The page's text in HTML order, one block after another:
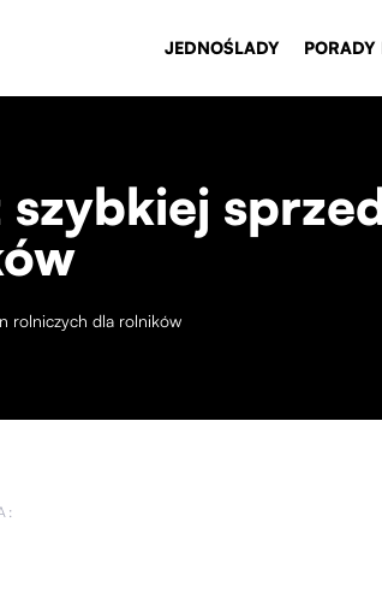
JEDNOŚLADY PORADY
rolniczych dla rolników